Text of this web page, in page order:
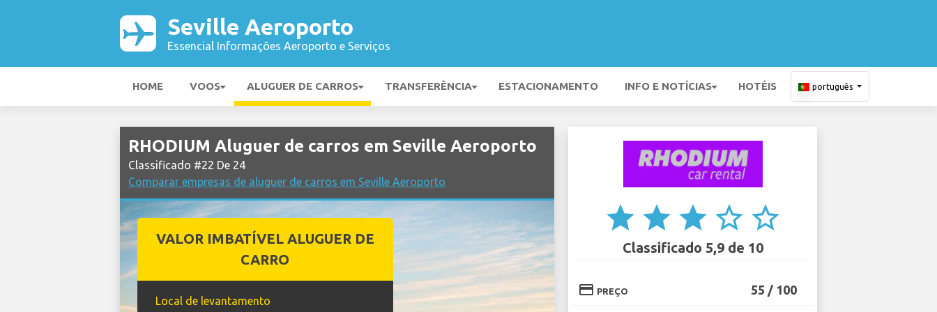
Seville Aeroporto
Essencial Informações Aeroporto e Serviços
HOME VOOS ALUGUER DE CARROS TRANSFERÊNCIA ESTACIONAMENTO INFO E NOTÍCIAS HOTÉIS português
RHODIUM Aluguer de carros em Seville Aeroporto
Classificado #22 De 24
Comparar empresas de aluguer de carros em Seville Aeroporto
VALOR IMBATÍVEL ALUGUER DE
CARRO
Local de levantamento
star star star star_border star_border
Classificado 5,9 de 10
credit_card PREÇO 55 / 100